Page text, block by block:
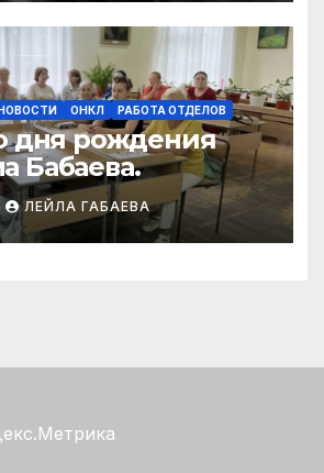
НОВОСТИ ОНКЛ РАБОТА ОТДЕЛОВ
дня рождения
Бабаева.
ЛЕЙЛА ГАБАЕВА